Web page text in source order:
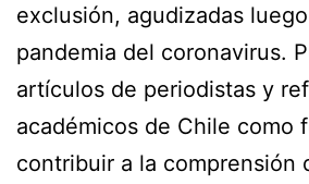
exclusión, agudizadas
pandemia del coronavirus.
artículos de periodistas y
académicos de Chile como
contribuir a la comprensión